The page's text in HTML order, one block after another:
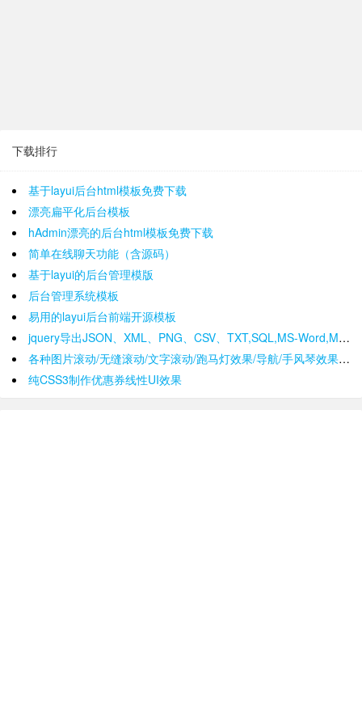
下载排行
基于layui后台html模板免费下载
漂亮扁平化后台模板
hAdmin漂亮的后台html模板免费下载
简单在线聊天功能（含源码）
基于layui的后台管理模版
后台管理系统模板
易用的layui后台前端开源模板
jquery导出JSON、XML、PNG、CSV、TXT,SQL,MS-Word,Ms-Excel Ms-Powerpoint、PDF插件
各种图片滚动/无缝滚动/文字滚动/跑马灯效果/导航/手风琴效果/轮播
纯CSS3制作优惠券线性UI效果